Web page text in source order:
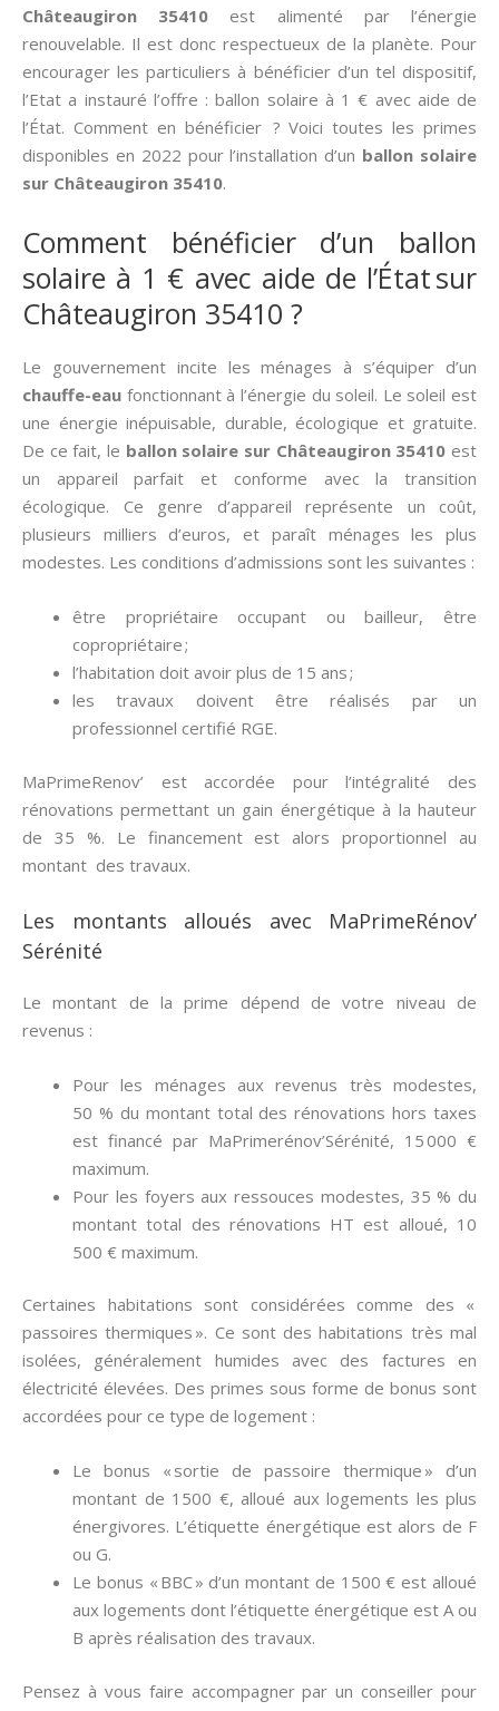
Châteaugiron 35410 est alimenté par l’énergie
renouvelable. Il est donc respectueux de la planète. Pour
encourager les particuliers à bénéficier d’un tel dispositif,
l’Etat a instauré l’offre : ballon solaire à 1 € avec aide de
l’État. Comment en bénéficier ? Voici toutes les primes
disponibles en 2022 pour l’installation d’un ballon solaire
sur Châteaugiron 35410.
Comment bénéficier d’un ballon
solaire à 1 € avec aide de l’État sur
Châteaugiron 35410 ?
Le gouvernement incite les ménages à s’équiper d’un
chauffe-eau fonctionnant à l’énergie du soleil. Le soleil est
une énergie inépuisable, durable, écologique et gratuite.
De ce fait, le ballon solaire sur Châteaugiron 35410 est
un appareil parfait et conforme avec la transition
écologique. Ce genre d’appareil représente un coût,
plusieurs milliers d’euros, et paraît ménages les plus
modestes. Les conditions d’admissions sont les suivantes :
être propriétaire occupant ou bailleur, être
copropriétaire ;
l’habitation doit avoir plus de 15 ans ;
les travaux doivent être réalisés par un
professionnel certifié RGE.
MaPrimeRenov’ est accordée pour l’intégralité des
rénovations permettant un gain énergétique à la hauteur
de 35 %. Le financement est alors proportionnel au
montant des travaux.
Les montants alloués avec MaPrimeRénov’
Sérénité
Le montant de la prime dépend de votre niveau de
revenus :
Pour les ménages aux revenus très modestes,
50 % du montant total des rénovations hors taxes
est financé par MaPrimerénov’Sérénité, 15 000 €
maximum.
Pour les foyers aux ressouces modestes, 35 % du
montant total des rénovations HT est alloué, 10
500 € maximum.
Certaines habitations sont considérées comme des «
passoires thermiques ». Ce sont des habitations très mal
isolées, généralement humides avec des factures en
électricité élevées. Des primes sous forme de bonus sont
accordées pour ce type de logement :
Le bonus « sortie de passoire thermique » d’un
montant de 1500 €, alloué aux logements les plus
énergivores. L’étiquette énergétique est alors de F
ou G.
Le bonus « BBC » d’un montant de 1500 € est alloué
aux logements dont l’étiquette énergétique est A ou
B après réalisation des travaux.
Pensez à vous faire accompagner par un conseiller pour